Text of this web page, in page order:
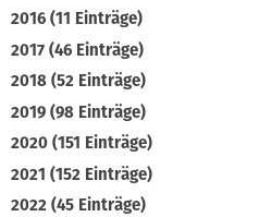
2016 (11 Einträge)
2017 (46 Einträge)
2018 (52 Einträge)
2019 (98 Einträge)
2020 (151 Einträge)
2021 (152 Einträge)
2022 (45 Einträge)